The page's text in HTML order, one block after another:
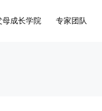
母成长学院 专家团队